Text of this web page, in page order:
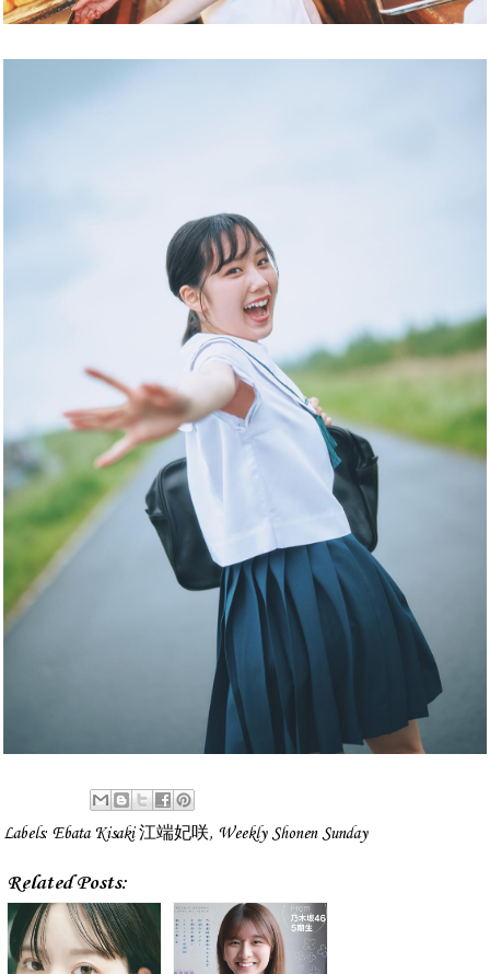
Labels: Ebata Kisaki 江端妃咲, Weekly Shonen Sunday
Related Posts: